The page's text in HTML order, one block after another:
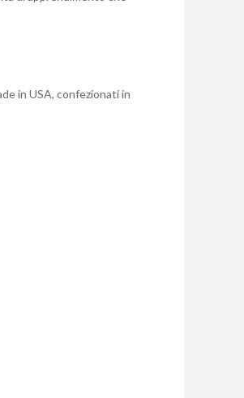
in USA, confezionati in